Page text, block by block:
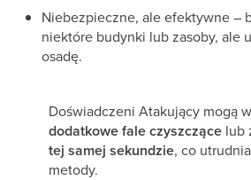
Niebezpieczne, ale efektywne –
niektóre budynki lub zasoby, ale
osadę.
Doświadczeni Atakujący mogą
dodatkowe fale czyszczące lub
tej samej sekundzie, co
metody.